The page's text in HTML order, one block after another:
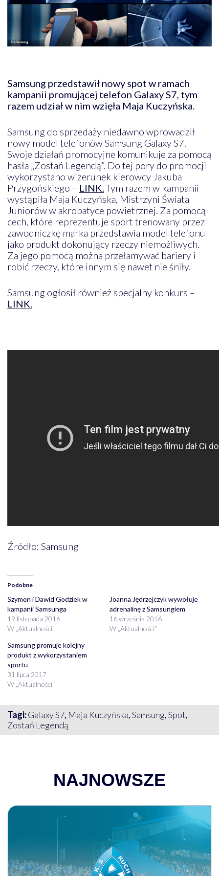
Samsung przedstawił nowy spot w ramach
kampanii promującej telefon Galaxy S7, tym
razem udział w nim wzięła Maja Kuczyńska.
Samsung do sprzedaży niedawno wprowadził
nowy model telefonów Samsung Galaxy S7.
Swoje działań promocyjne komunikuje za pomocą
hasła „Zostań Legendą”. Do tej pory do promocji
wykorzystano wizerunek kierowcy Jakuba
Przygońskiego – LINK.Tym razem w kampanii
wystąpiła Maja Kuczyńska, Mistrzyni Świata
Juniorów w akrobatyce powietrznej. Za pomocą
cech, które reprezentuje sport trenowany przez
zawodniczkę marka przedstawia model telefonu
jako produkt dokonujący rzeczy niemożliwych.
Za jego pomocą można przełamywać bariery i
robić rzeczy, które innym się nawet nie śniły.
Samsung ogłosił również specjalny konkurs –
LINK.
Źródło: Samsung
Podobne
Szymon i Dawid Godziek w
kampanii Samsunga
19 listopada 2016
W „Aktualności"
Joanna Jędrzejczyk wywołuje
adrenalinę z Samsungiem
16 września 2016
W „Aktualności"
Samsung promuje kolejny
produkt z wykorzystaniem
sportu
31 lipca 2017
W „Aktualności"
Tagi:Galaxy S7, Maja Kuczyńska,Samsung,Spot,
Zostań Legendą
NAJNOWSZE